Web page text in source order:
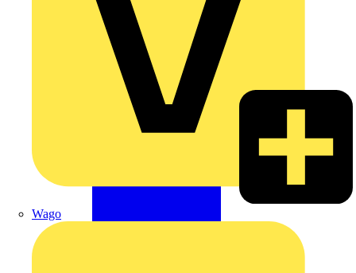
Wago